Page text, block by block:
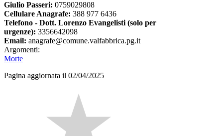
Giulio Passeri: 0759029808
Cellulare Anagrafe: 388 977 6436
Telefono - Dott. Lorenzo Evangelisti (solo per
urgenze): 3356642098
Email: anagrafe@comune.valfabbrica.pg.it
Argomenti:
Morte
Pagina aggiornata il 02/04/2025